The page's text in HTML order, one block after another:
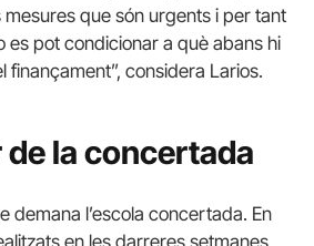
que són urgents i per tant
es pot condicionar a què abans hi
finançament”, considera Larios.
de la concertada
demana l’escola concertada. En
en les darreres setmanes